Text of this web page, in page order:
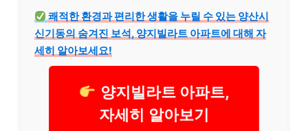
쾌적한 환경과 편리한 생활을 누릴 수 있는 양산시
신기동의 숨겨진 보석, 양지빌라트 아파트에 대해 자
세히 알아보세요!
양지빌라트 아파트,
자세히 알아보기